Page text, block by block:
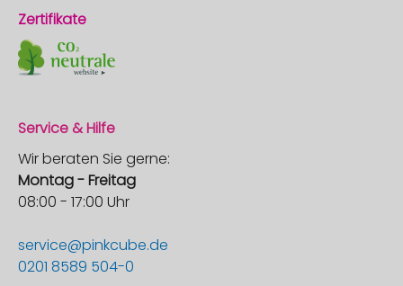
Zertifikate
Service & Hilfe
Wir beraten Sie gerne:
Montag - Freitag
08:00 - 17:00 Uhr
service@pinkcube.de
0201 8589 504-0